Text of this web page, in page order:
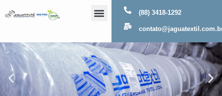
(88) 3418-1292